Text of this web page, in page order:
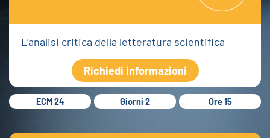
L’analisi critica della letteratura scientifica
Richiedi informazioni
ECM 24 Giorni 2 Ore 15